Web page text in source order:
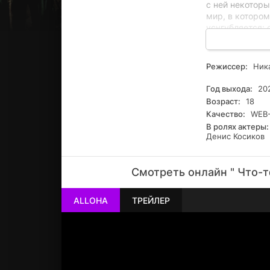
с ней
мир, в
усугубляется:
уверена, что
что
что тест был
лжи с каждым
Режиссер:
Год выхода:
Возраст:
18
Качество:
В ролях актеры:
Денис Косиков
Смотреть онлайн " Что-
РЕКЛАМА
РЕКЛАМА
РЕКЛАМА
РЕКЛАМА
ALLOHA ТРЕЙЛЕР